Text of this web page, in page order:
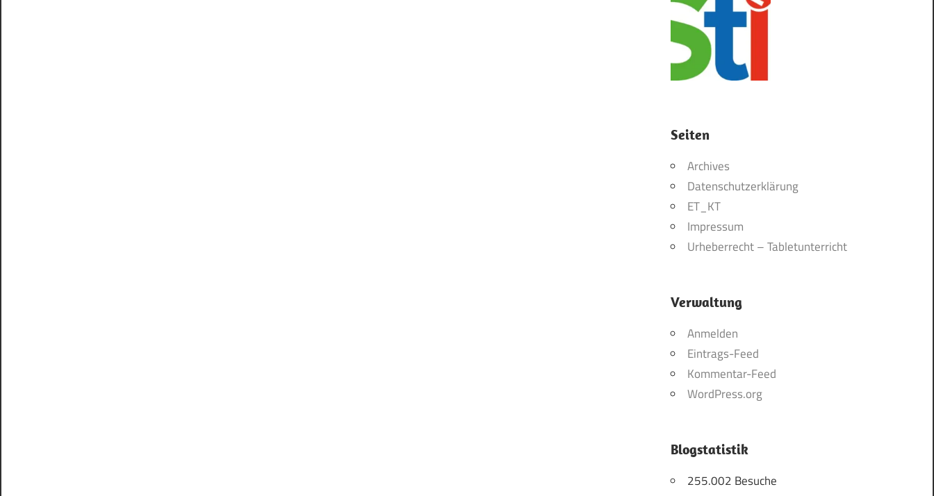
Seiten
Archives
Datenschutzerklärung
ET_KT
Impressum
Urheberrecht – Tabletunterricht
Verwaltung
Anmelden
Eintrags-Feed
Kommentar-Feed
WordPress.org
Blogstatistik
255.002 Besuche